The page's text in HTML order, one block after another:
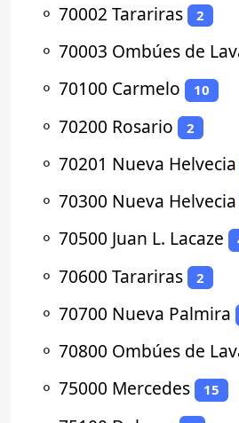
⚬ 70002 Tarariras 2
⚬ 70003 Ombúes de
⚬ 70100 Carmelo 10
⚬ 70200 Rosario 2
⚬ 70201 Nueva Helvecia
⚬ 70300 Nueva Helvecia
⚬ 70500 Juan L. Lacaze
⚬ 70600 Tarariras 2
⚬ 70700 Nueva Palmira
⚬ 70800 Ombúes de
⚬ 75000 Mercedes 15